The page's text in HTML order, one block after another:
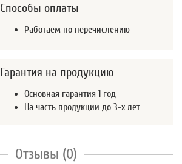
Способы оплаты
Работаем по перечислению
Гарантия на продукцию
Основная гарантия 1 год
На часть продукции до 3-х лет
Отзывы (0)